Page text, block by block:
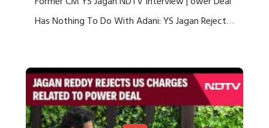
Has Nothing To Do With Adani: YS Jagan Rejects